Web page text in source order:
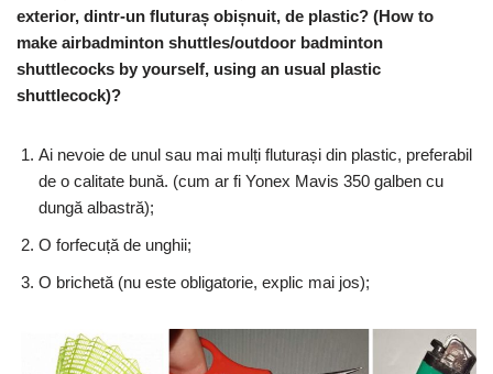
exterior, dintr-un fluturaș obișnuit, de plastic? (How to
make airbadminton shuttles/outdoor badminton
shuttlecocks by yourself, using an usual plastic
shuttlecock)?
Ai nevoie de unul sau mai mulți fluturași din plastic, preferabil
de o calitate bună. (cum ar fi Yonex Mavis 350 galben cu
dungă albastră);
O forfecuță de unghii;
O brichetă (nu este obligatorie, explic mai jos);